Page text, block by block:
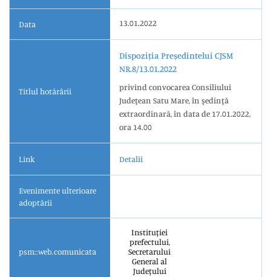
Data 13.01.2022
Titlul hotărârii
Dispoziția Președintelui CJSM
NR.8/13.01.2022
privind convocarea Consiliului
Judeţean Satu Mare, în şedinţă
extraordinară, în data de 17.01.2022,
ora 14.00
Link Detalii
Evenimente ulterioare
adoptării
psm::web.comunicata
Instituției
prefectului,
Secretarului
General al
Județului